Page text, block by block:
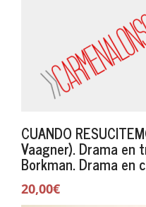
CUANDO
Vaagner). Drama en
Borkman. Drama en
20,00€